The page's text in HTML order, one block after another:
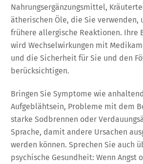
Nahrungsergänzungsmittel,
ätherischen Öle, die Sie verwenden,
frühere allergische Reaktionen. Ihre
wird Wechselwirkungen mit
und die Sicherheit für Sie und den
berücksichtigen.
Bringen Sie Symptome wie
Aufgeblähtsein, Probleme mit dem
starke Sodbrennen oder
Sprache, damit andere Ursachen
werden können. Sprechen Sie auch
psychische Gesundheit: Wenn Angst